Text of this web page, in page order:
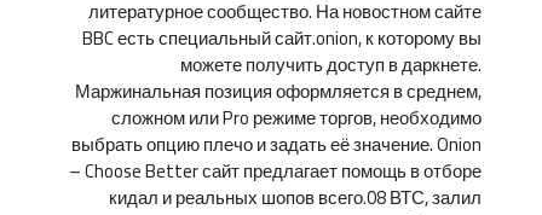
литературное сообщество. На новостном сайте
BBC есть специальный сайт.onion, к которому вы
можете получить доступ в даркнете.
Маржинальная позиция оформляется в среднем,
сложном или Pro режиме торгов, необходимо
выбрать опцию плечо и задать её значение. Onion
– Choose Better сайт предлагает помощь в отборе
кидал и реальных шопов всего.08 ВТС, залил